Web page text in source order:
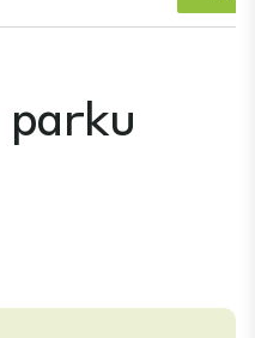
parku